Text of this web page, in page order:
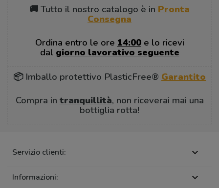
🚚 Tutto il nostro catalogo è in Pronta
Consegna
Ordina entro le ore 14:00e lo ricevi
dal giorno lavorativo seguente
📦 Imballo protettivo PlasticFree® Garantito
Compra in tranquillità, non riceverai mai una
bottiglia rotta!
Servizio clienti: 
Informazioni: 